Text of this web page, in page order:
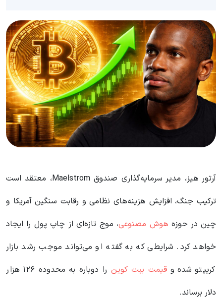
آرتور هیز، مدیر سرمایه‌گذاری صندوق Maelstrom، معتقد است
ترکیب جنگ، افزایش هزینه‌های نظامی و رقابت سنگین آمریکا و
چین در حوزه هوش مصنوعی، موج تازه‌ای از چاپ پول را ایجاد
خواهد کرد. شرایطی که به گفته او می‌تواند موجب رشد بازار
کریپتو شده وقیمت بیت کوین
را دوباره به محدوده ۱۲۶ هزار
دلار برساند.